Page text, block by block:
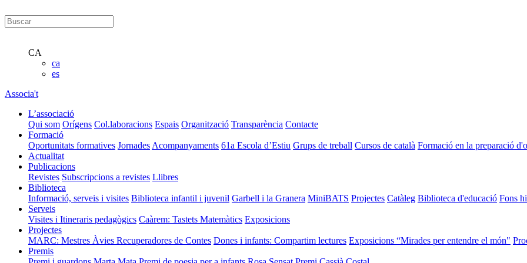
CA
ca
es
Associa't
L’associació
Qui som Orígens Col.laboracions Espais Organització Transparència Contacte
Formació
Oportunitats formatives Jornades Acompanyaments 61a Escola d’Estiu Grups de treball Cursos de català Formació en la preparació
Actualitat
Publicacions
Revistes Subscripcions a revistes Llibres
Biblioteca
Informació, serveis i visites Biblioteca infantil i juvenil Garbell i la Granera MiniBATS Projectes Catàleg Biblioteca d'educació Fons
Serveis
Visites i Itineraris pedagògics Caàrem: Tastets Matemàtics Exposicions
Projectes
MARC: Mestres Àvies Recuperadores de Contes Dones i infants: Compartim lectures Exposicions “Mirades per entendre el món"
Premis